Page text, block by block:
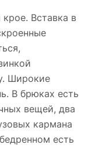
Вставка в
Широкие
В брюках есть
вещей, два
кармана
есть